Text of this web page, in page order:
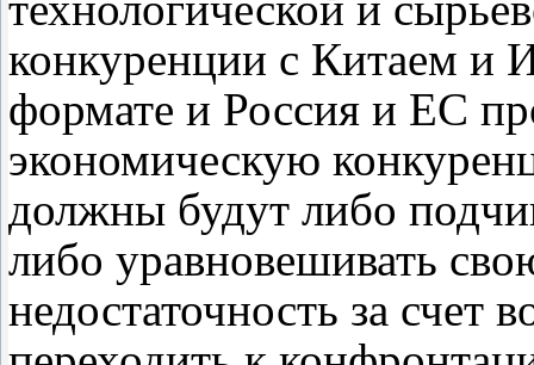
конкуренции с Китаем и
формате и Россия и ЕС
экономическую
должны будут либо
либо уравновешивать
недостаточность за счет